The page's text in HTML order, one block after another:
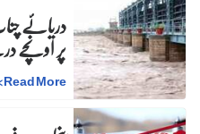
دریائے
پر اونچے
Read More